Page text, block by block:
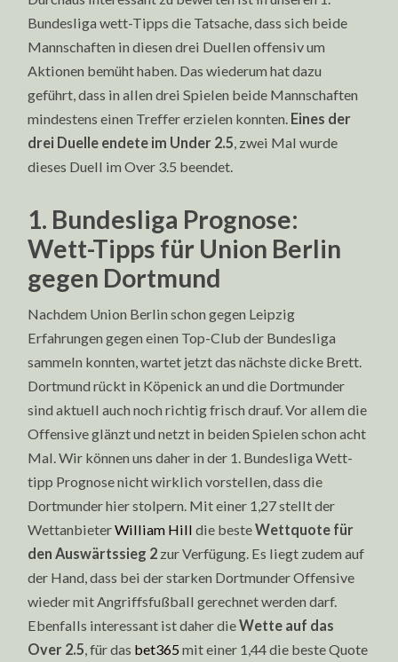
Bundesliga wett-Tipps die Tatsache, dass sich beide
Mannschaften in diesen drei Duellen offensiv um
Aktionen bemüht haben. Das wiederum hat dazu
geführt, dass in allen drei Spielen beide Mannschaften
mindestens einen Treffer erzielen konnten. Eines der
drei Duelle endete im Under 2.5, zwei Mal wurde
dieses Duell im Over 3.5 beendet.
1. Bundesliga Prognose:
Wett-Tipps für Union Berlin
gegen Dortmund
Nachdem Union Berlin schon gegen Leipzig
Erfahrungen gegen einen Top-Club der Bundesliga
sammeln konnten, wartet jetzt das nächste dicke Brett.
Dortmund rückt in Köpenick an und die Dortmunder
sind aktuell auch noch richtig frisch drauf. Vor allem die
Offensive glänzt und netzt in beiden Spielen schon acht
Mal. Wir können uns daher in der 1. Bundesliga Wett-
tipp Prognose nicht wirklich vorstellen, dass die
Dortmunder hier stolpern. Mit einer 1,27 stellt der
WettanbieterWilliam Hill die besteWettquote für
den Auswärtssieg 2 zur Verfügung. Es liegt zudem auf
der Hand, dass bei der starken Dortmunder Offensive
wieder mit Angriffsfußball gerechnet werden darf.
Ebenfalls interessant ist daher dieWette auf das
Over 2.5, für das bet365mit einer 1,44 die beste Quote